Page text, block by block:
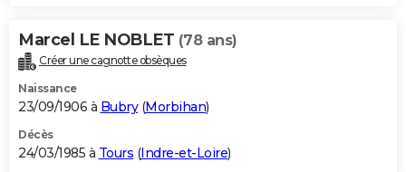
Marcel LE NOBLET (78 ans)
Créer une cagnotte obsèques
Naissance
23/09/1906 à Bubry(Morbihan)
Décès
24/03/1985 à Tours (Indre-et-Loire)